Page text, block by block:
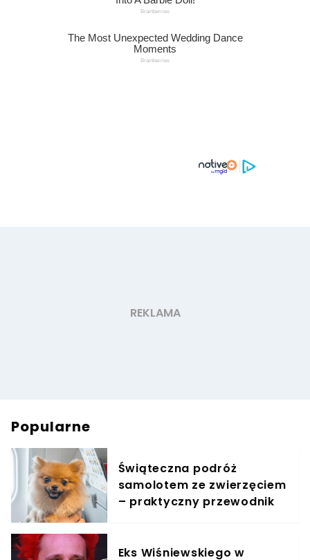
Popularne
Świąteczna podróż
samolotem ze zwierzęciem
– praktyczny przewodnik
Eks Wiśniewskiego w